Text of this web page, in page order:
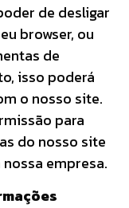
de desligar
browser, ou
de
isso poderá
o nosso site.
para
do nosso site
empresa.